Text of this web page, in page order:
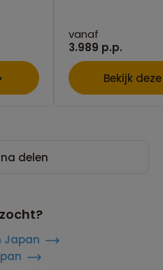
vanaf
3.989 p.p.
Bekijk
delen
Japan